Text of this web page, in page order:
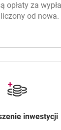
opłaty za
od nowa.
inwestycji